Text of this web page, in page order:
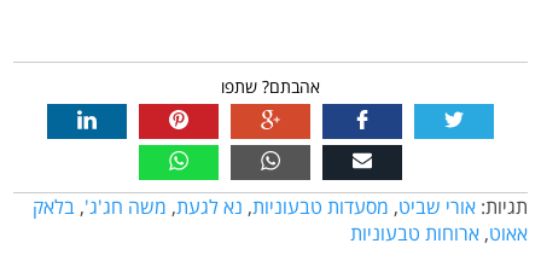
אהבתם? שתפו
תגיות: אורי שביט, מסעדות טבעוניות, נא לגעת, משה חג'ג', בלאק
אאוט, ארוחות טבעוניות